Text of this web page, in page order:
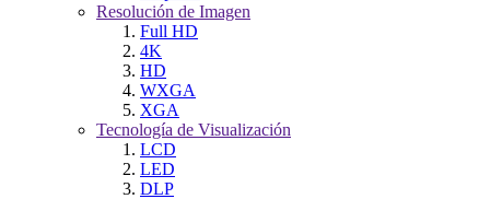
Resolución de Imagen
Full HD
4K
HD
WXGA
XGA
Tecnología de Visualización
LCD
LED
DLP